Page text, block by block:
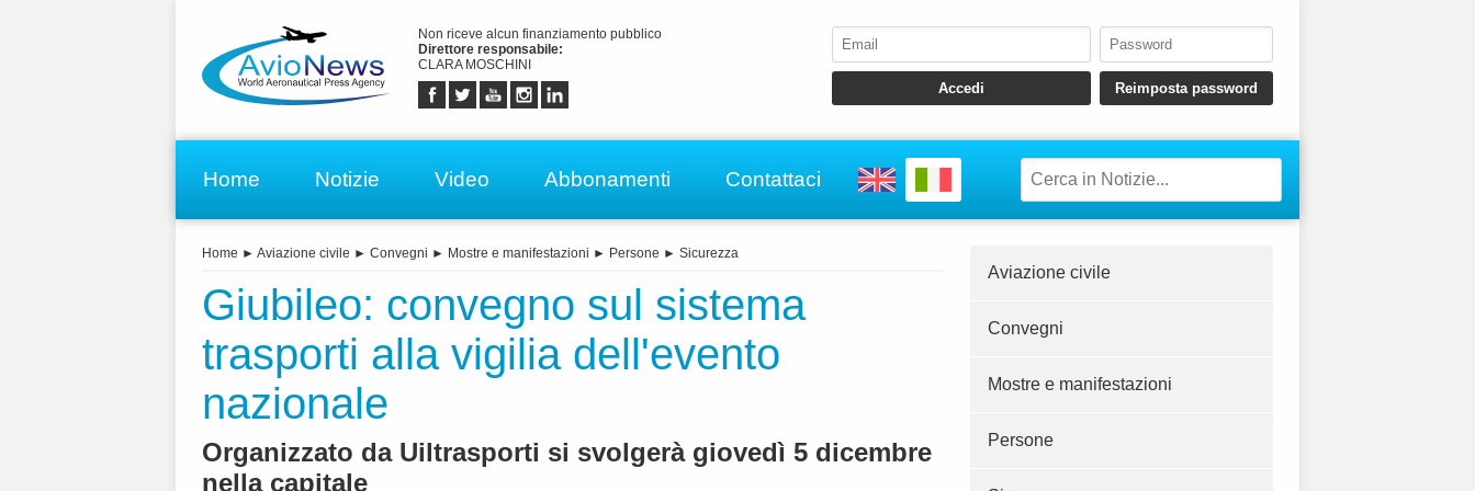
Non riceve alcun finanziamento pubblico
Direttore responsabile:
CLARA MOSCHINI
Home Notizie Video Abbonamenti Contattaci
Home ► Aviazione civile ► Convegni ► Mostre e manifestazioni ► Persone ► Sicurezza
Giubileo: convegno sul sistema
trasporti alla vigilia dell'evento
nazionale
Organizzato da Uiltrasporti si svolgerà giovedì 5 dicembre
nella capitale
Aviazione civile
Convegni
Mostre e manifestazioni
Persone